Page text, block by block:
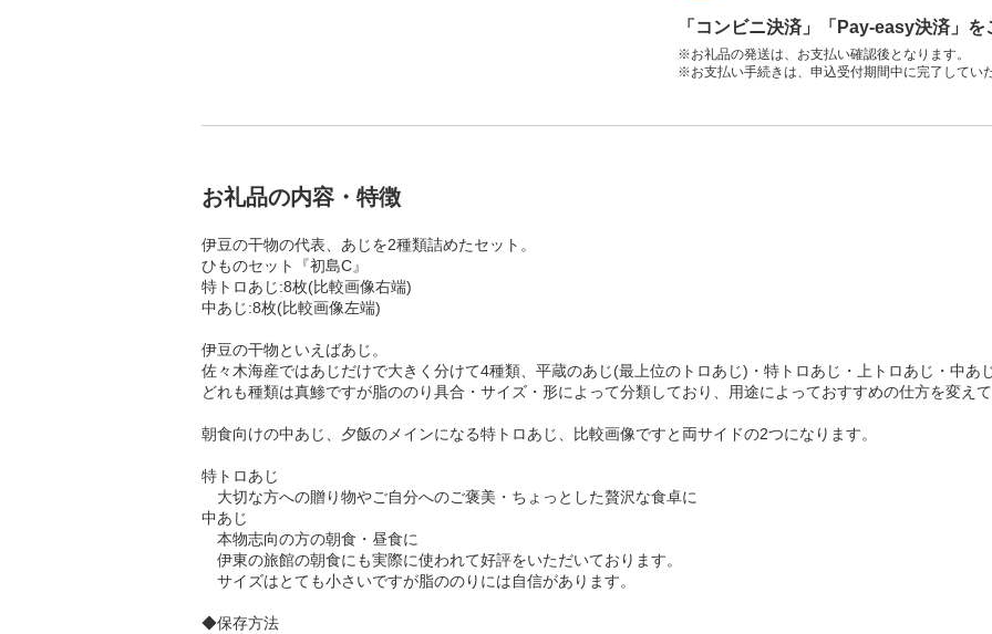
「コンビニ決済」「Pay-easy決済」
※お礼品の発送は、お支払い確認後となります。
※お支払い手続きは、申込受付期間中に完了してい
お礼品の内容・特徴
伊豆の干物の代表、あじを2種類詰めたセット。
ひものセット『初島C』
特トロあじ:8枚(比較画像右端)
中あじ:8枚(比較画像左端)
伊豆の干物といえばあじ。
佐々木海産ではあじだけで大きく分けて4種類、平蔵のあじ(最上位のトロあじ)・特トロあじ・上トロあじ・中あ
どれも種類は真鯵ですが脂ののり具合・サイズ・形によって分類しており、用途によっておすすめの仕方を変えて
朝食向けの中あじ、夕飯のメインになる特トロあじ、比較画像ですと両サイドの2つになります。
特トロあじ
大切な方への贈り物やご自分へのご褒美・ちょっとした贅沢な食卓に
中あじ
本物志向の方の朝食・昼食に
伊東の旅館の朝食にも実際に使われて好評をいただいております。
サイズはとても小さいですが脂ののりには自信があります。
◆保存方法